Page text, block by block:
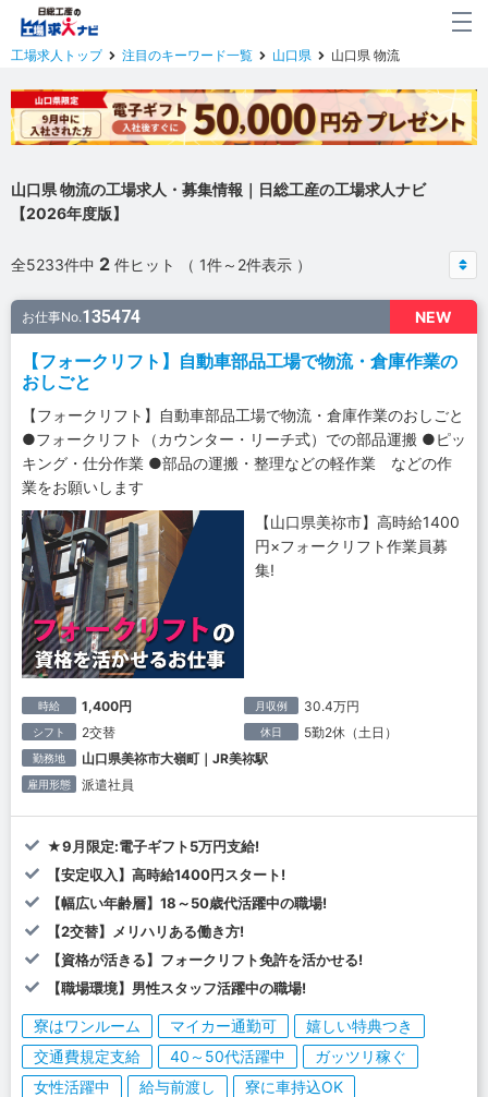
工場求人トップ 注目のキーワード一覧 山口県 山口県 物流
山口県 物流の工場求人・募集情報｜日総工産の工場求人ナビ
【2026年度版】
全5233件中 2 件ヒット （ 1件～2件表示 ）
NEW
お仕事No.135474
【フォークリフト】自動車部品工場で物流・倉庫作業の
おしごと
【フォークリフト】自動車部品工場で物流・倉庫作業のおしごと
●フォークリフト（カウンター・リーチ式）での部品運搬 ●ピッ
キング・仕分作業 ●部品の運搬・整理などの軽作業 などの作
業をお願いします
【山口県美祢市】高時給1400
円×フォークリフト作業員募
集!
時給 1,400円 月収例 30.4万円
シフト 2交替 休日 5勤2休（土日）
勤務地 山口県美祢市大嶺町｜JR美祢駅
雇用形態 派遣社員
★9月限定:電子ギフト5万円支給!
【安定収入】高時給1400円スタート!
【幅広い年齢層】18～50歳代活躍中の職場!
【2交替】メリハリある働き方!
【資格が活きる】フォークリフト免許を活かせる!
【職場環境】男性スタッフ活躍中の職場!
寮はワンルーム マイカー通勤可
嬉しい特典つき
交通費規定支給
40～50代活躍中
ガッツリ稼ぐ
女性活躍中
給与前渡し
寮に車持込OK